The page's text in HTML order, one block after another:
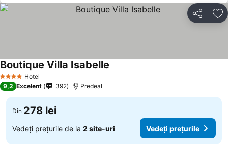
Distribuiți
4 Stele Hotel
Boutique Villa Isabelle
9,2 Excelent 392 Predeal
Din 278 lei
Vedeți prețurile de la 2 site-uri Vedeți prețurile